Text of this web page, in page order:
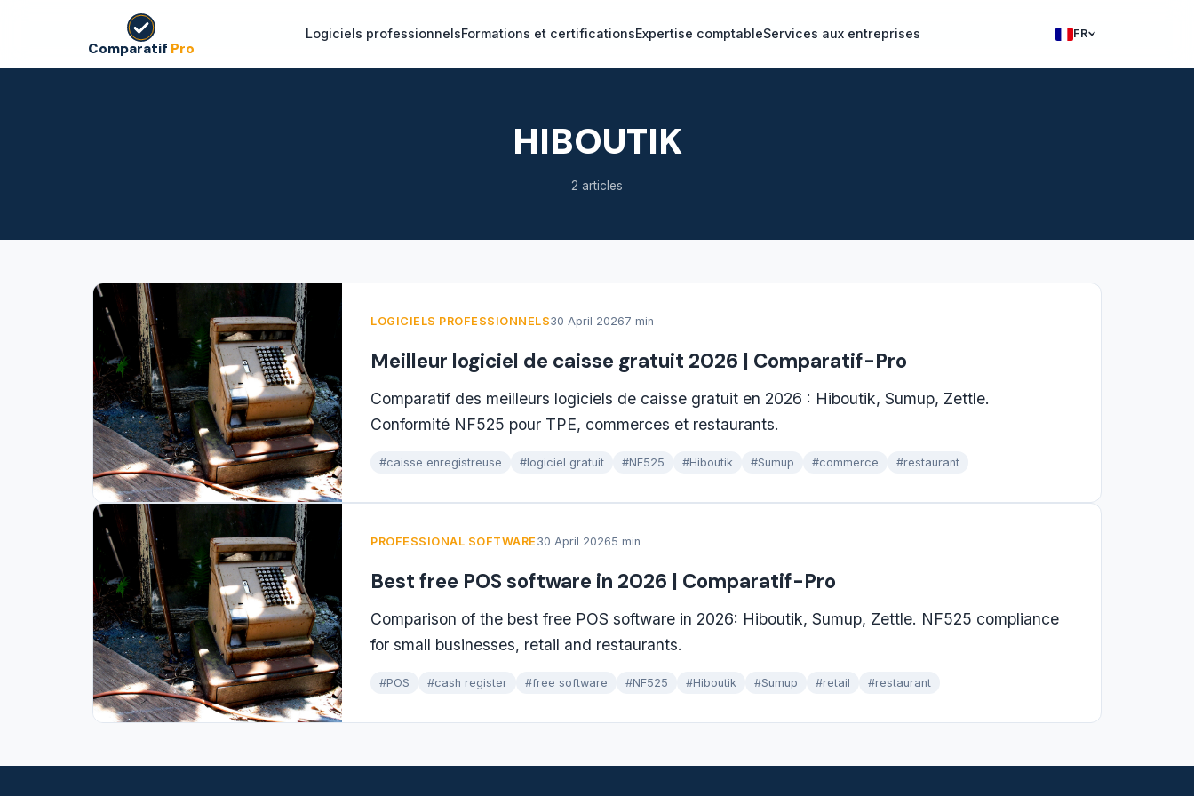
Comparatif Pro
Logiciels professionnelsFormations et certificationsExpertise comptableServices aux entreprises FR
Francais
HIBOUTIK
2 articles
LOGICIELS PROFESSIONNELS30 April 20267 min
Meilleur logiciel de caisse gratuit 2026 | Comparatif-Pro
Comparatif des meilleurs logiciels de caisse gratuit en 2026 : Hiboutik, Sumup, Zettle.
Conformité NF525 pour TPE, commerces et restaurants.
#caisse enregistreuse #logiciel gratuit #NF525 #Hiboutik #Sumup #commerce #restaurant
PROFESSIONAL SOFTWARE 30 April 20265 min
Best free POS software in 2026 | Comparatif-Pro
Comparison of the best free POS software in 2026: Hiboutik, Sumup, Zettle. NF525 compliance
for small businesses, retail and restaurants.
#POS #cash register #free software #NF525 #Hiboutik #Sumup #retail #restaurant